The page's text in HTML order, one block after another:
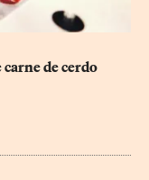
de cerdo